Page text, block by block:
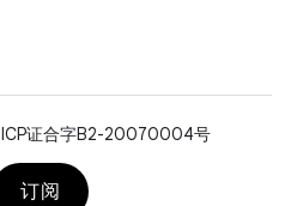
ICP证合字B2-20070004号
订阅